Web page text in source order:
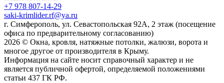
+7 978 807-14-29
saki-krimlider.rf@ya.ru
г. Симферополь, ул. Севастопольская 92А, 2 этаж (посещение
офиса по предварительному согласованию)
2026 © Окна, кровля, натяжные потолки, жалюзи, ворота и
многое другое от производителя в Крыму.
Информация на сайте носит справочный характер и не
является публичной офертой, определяемой положениями
статьи 437 ГК РФ.